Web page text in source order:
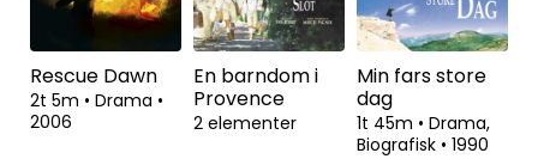
Rescue Dawn
2t 5m • Drama •
2006
En barndom i
Provence
2 elementer
Min fars store
dag
1t 45m • Drama,
Biografisk • 1990